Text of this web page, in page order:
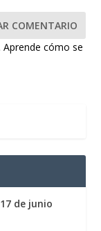
Aprende cómo se
de junio